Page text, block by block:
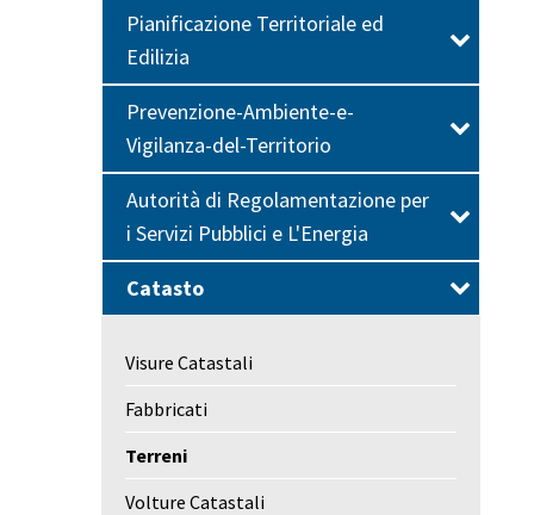
Pianificazione Territoriale ed
Edilizia
Prevenzione-Ambiente-e-
Vigilanza-del-Territorio
Autorità di Regolamentazione per
i Servizi Pubblici e L'Energia
Catasto
Visure Catastali
Fabbricati
Terreni
Volture Catastali